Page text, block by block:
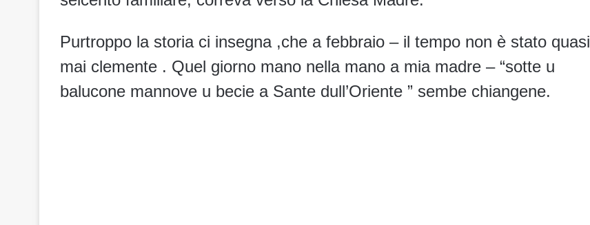
Purtroppo la storia ci insegna ,che a febbraio – il tempo non è stato quasi
mai clemente . Quel giorno mano nella mano a mia madre – “sotte u
balucone mannove u becie a Sante dull’Oriente ” sembe chiangene.